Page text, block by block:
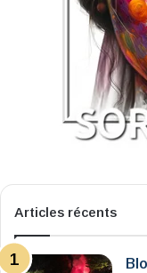
Articles récents